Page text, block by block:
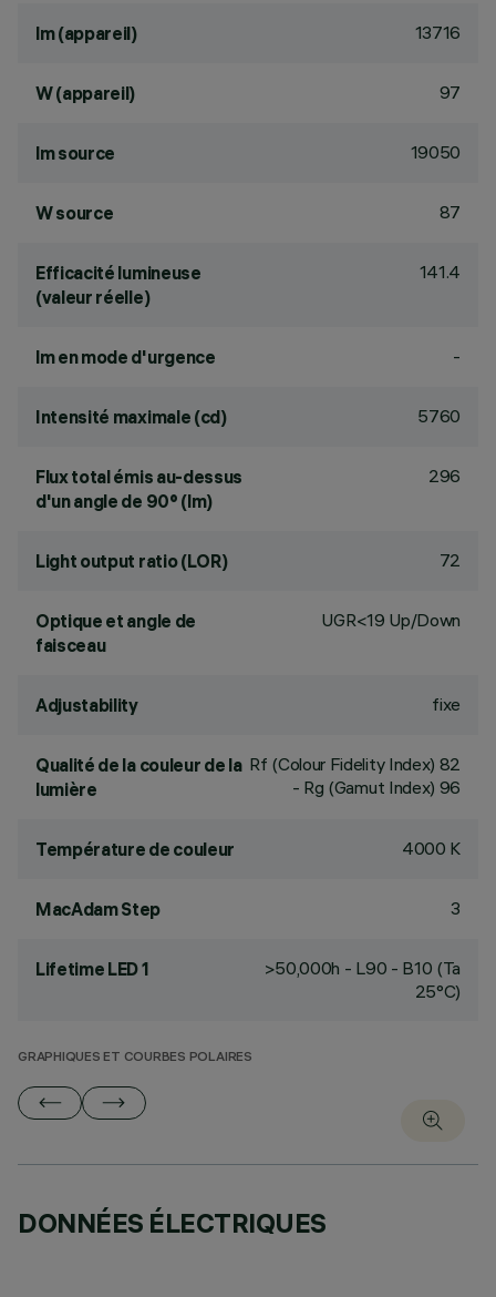
lm (appareil) 13716
W (appareil) 97
lm source 19050
W source 87
Efficacité lumineuse
(valeur réelle)
141.4
lm en mode d'urgence -
Intensité maximale (cd) 5760
Flux total émis au-dessus
d'un angle de 90° (lm)
296
Light output ratio (LOR) 72
Optique et angle de
faisceau
UGR<19 Up/Down
Adjustability fixe
Qualité de la couleur de la
lumière
Rf (Colour Fidelity Index) 82
- Rg (Gamut Index) 96
Température de couleur 4000 K
MacAdam Step 3
Lifetime LED 1
>50,000h - L90 - B10 (Ta
25°C)
GRAPHIQUES ET COURBES POLAIRES
DONNÉES ÉLECTRIQUES